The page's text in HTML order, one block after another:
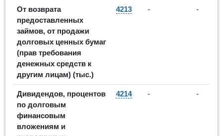
От возврата
предоставленных
займов, от продажи
долговых ценных бумаг
(прав требования
денежных средств к
другим лицам) (тыс.)
4213 - -
Дивидендов, процентов
по долговым
финансовым
вложениям и
4214 - -